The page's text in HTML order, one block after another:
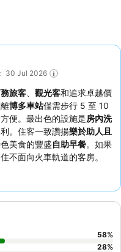
30 Jul 2026
旅客 觀光客和追求卓越價
博多車站僅需步行 5 至 10
便。最出色的設施是房內洗
。住客一致讚揚樂於助人且
美食的豐盛自助早餐。如果
不面向火車軌道的客房。
58%
28%